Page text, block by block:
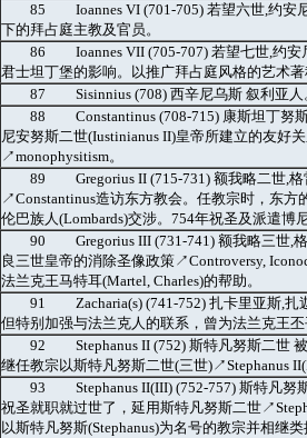
85 Ioannes VI (701-705) 若望六世,约安
下的拜占庭主教及官员。
86 Ioannes VII (705-707) 若望七世,约安
君士坦丁堡的影响。以推广拜占庭风格的艺术
87 Sisinnius (708) 西辛尼乌斯 叙利亚人
88 Constantinus (708-715) 康斯坦丁努
尼安努斯二世(Iustinianus II)皇帝所建立的友好
↗monophysitism。
89 Gregorius II (715-731) 额我略二世,格
↗Constantinus造访东方教会。任教宗时，东方
伦巴族人(Lombards)交涉。754年祝圣及派遣
90 Gregorius III (731-741) 额我略三世,格
良三世皇帝的消除圣像政策↗Controversy,
法兰克王马特耳(Martel, Charles)的帮助。
91 Zacharia(s) (741-752) 扎卡里亚斯,扎
但特别加强与法兰克人的联系，曾为法兰克王
92 Stephanus II (752) 斯特凡努斯二世
继任教宗以斯特凡努斯二世(三世)↗Stephanus
93 Stephanus II(III) (752-757) 斯特凡努
祝圣就职就过世了，延用斯特凡努斯二世
以斯特凡努斯(Stephanus)为名号的教宗并相继